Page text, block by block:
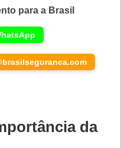
para a Brasil
da